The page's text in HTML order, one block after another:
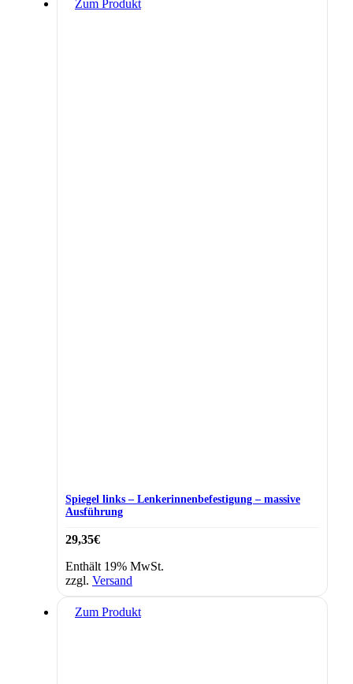
Zum Produkt
Spiegel links – Lenkerinnenbefestigung – massive
Ausführung
29,35€
Enthält 19% MwSt.
zzgl. Versand
Zum Produkt